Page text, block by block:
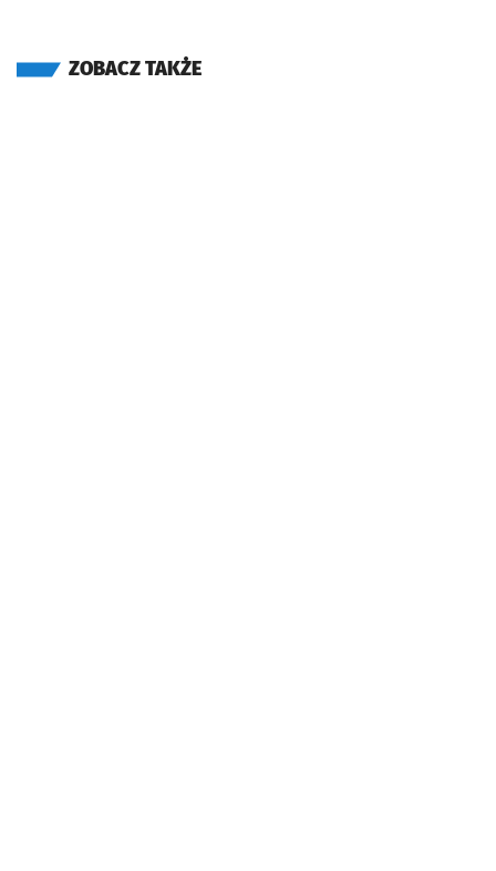
ZOBACZ TAKŻE